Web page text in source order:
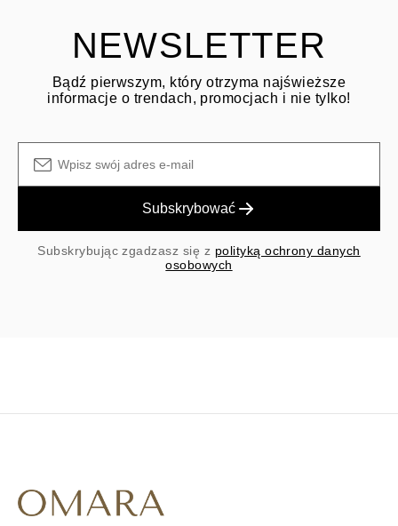
NEWSLETTER
Bądź pierwszym, który otrzyma najświeższe
informacje o trendach, promocjach i nie tylko!
Subskrybować
Subskrybując zgadzasz się z polityką ochrony danych
osobowych